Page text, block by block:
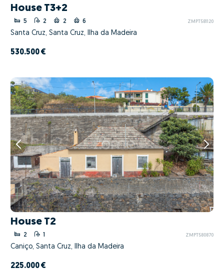
House T3+2
5 2 2 6 ZMPT581120
Santa Cruz, Santa Cruz, Ilha da Madeira
530.500 €
House T2
2 1 ZMPT580870
Caniço, Santa Cruz, Ilha da Madeira
225.000 €